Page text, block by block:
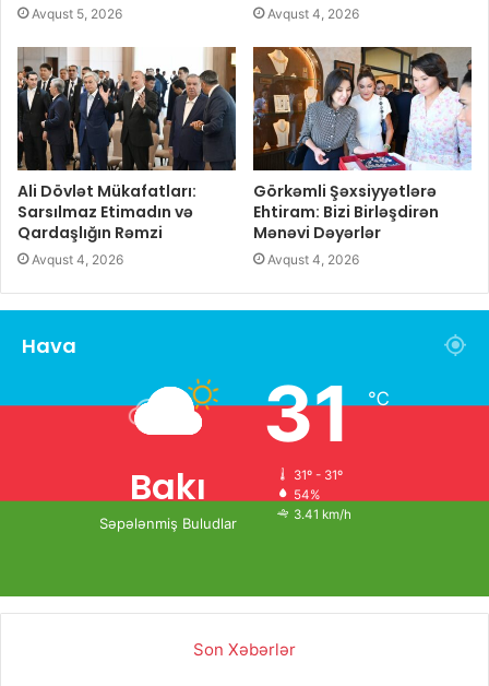
Avqust 5, 2026 Avqust 4, 2026
Ali Dövlət Mükafatları:
Sarsılmaz Etimadın və
Qardaşlığın Rəmzi
Avqust 4, 2026
Görkəmli Şəxsiyyətlərə
Ehtiram: Bizi Birləşdirən
Mənəvi Dəyərlər
Avqust 4, 2026
Hava
Bakı
Səpələnmiş Buludlar
31℃
31º - 31º
54%
3.41 km/h
Son Xəbərlər